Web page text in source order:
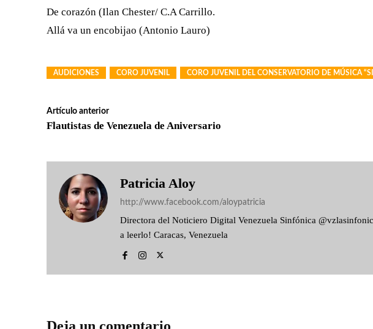
De corazón (Ilan Chester/ C.A Carrillo.
Allá va un encobijao (Antonio Lauro)
AUDICIONES CORO JUVENIL CORO JUVENIL DEL CONSERVATORIO DE MÚSICA
Artículo anterior
Flautistas de Venezuela de Aniversario
Patricia Aloy
http://www.facebook.com/aloypatricia
Directora del Noticiero Digital Venezuela Sinfónica
a leerlo! Caracas, Venezuela